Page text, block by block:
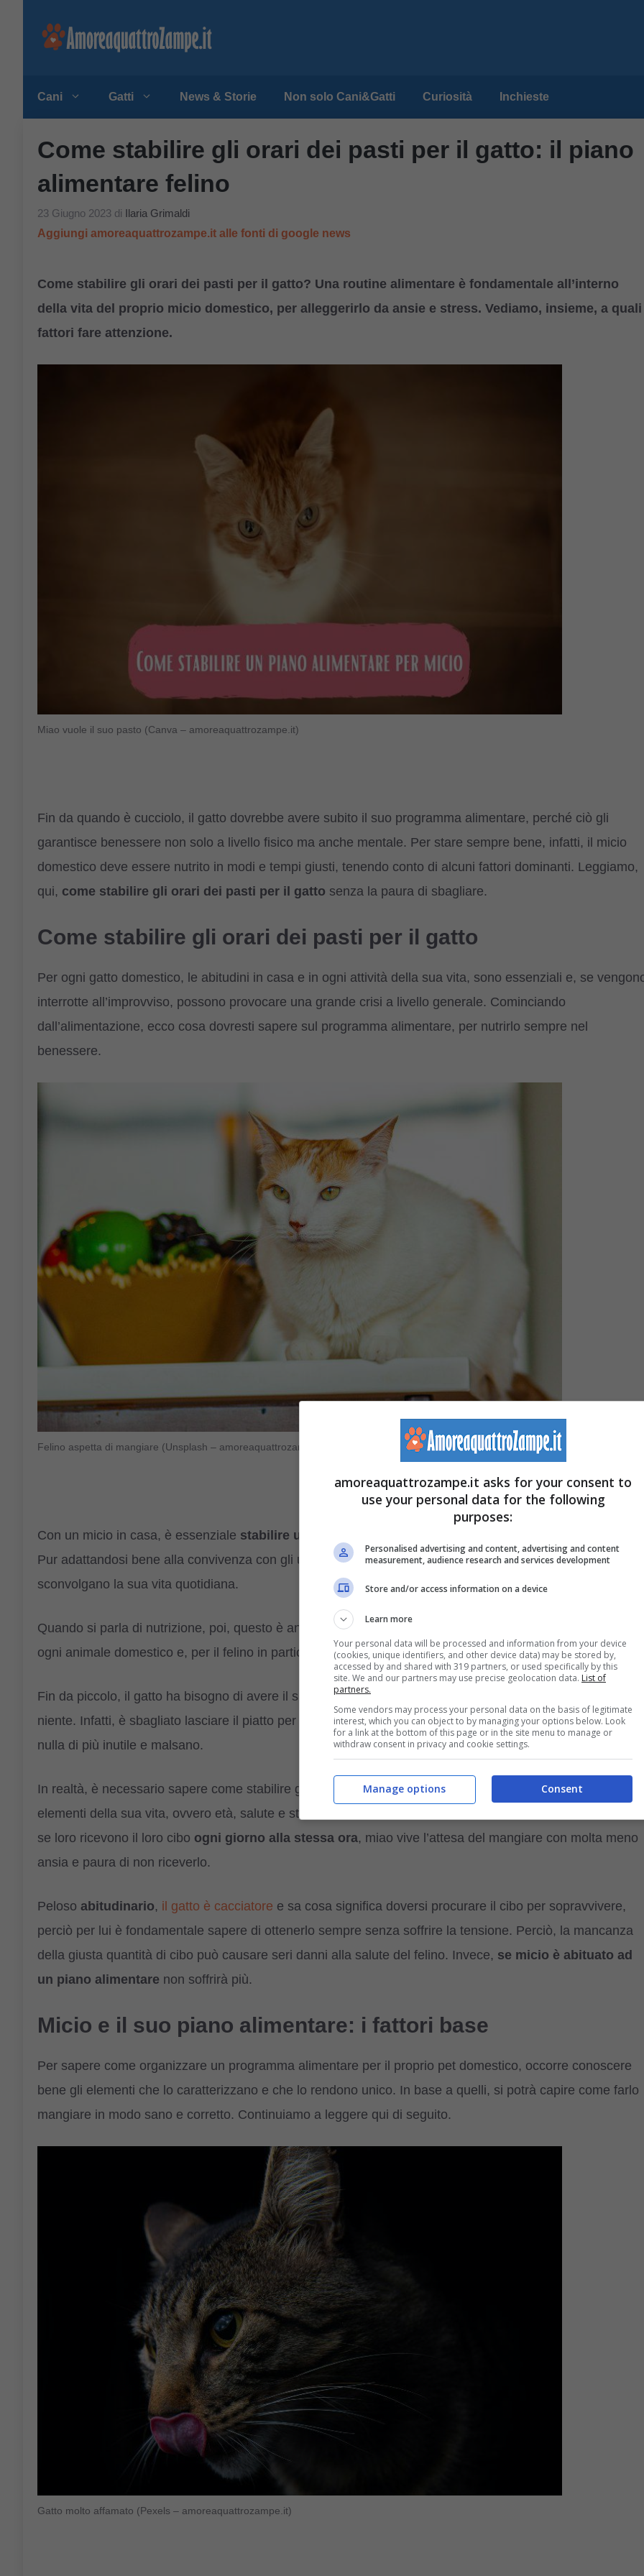
Cani Gatti News & Storie Non solo Cani&Gatti Curiosità Inchieste
Come stabilire gli orari dei pasti per il gatto: il piano
alimentare felino
23 Giugno 2023 di
Ilaria Grimaldi
Aggiungi amoreaquattrozampe.it alle fonti di google news
Come stabilire gli orari dei pasti per il gatto? Una routine alimentare è fondamentale all’interno
della vita del proprio micio domestico, per alleggerirlo da ansie e stress. Vediamo, insieme, a quali
fattori fare attenzione.
Miao vuole il suo pasto (Canva – amoreaquattrozampe.it)
Fin da quando è cucciolo, il gatto dovrebbe avere subito il suo programma alimentare, perché ciò gli
garantisce benessere non solo a livello fisico ma anche mentale. Per stare sempre bene, infatti, il micio
domestico deve essere nutrito in modi e tempi giusti, tenendo conto di alcuni fattori dominanti. Leggiamo,
qui, come stabilire gli orari dei pasti per il gatto senza la paura di sbagliare.
Come stabilire gli orari dei pasti per il gatto
Per ogni gatto domestico, le abitudini in casa e in ogni attività della sua vita, sono essenziali e, se
interrotte all’improvviso, possono provocare una grande crisi a livello generale. Cominciando
dall’alimentazione, ecco cosa dovresti sapere sul programma alimentare, per nutrirlo sempre nel
benessere.
Felino aspetta di mangiare (Unsplash – amoreaquattrozampe.it)
Con un micio in casa, è essenziale stabilire una routine
Pur adattandosi bene alla convivenza con gli umani, questo pet necessita di orari e di regole che non
sconvolgano la sua vita quotidiana.
Quando si parla di nutrizione, poi, questo è ancora più importante. Mangiare è tra le attività principali di
ogni animale domestico e, per il felino in particolare, rappresentail centro del suo benesseregenerale.
Fin da piccolo, il gatto ha bisogno di avere il suo cibocon metodo
niente. Infatti, è sbagliato lasciare il piatto per micio e aspettare che lui si avvicini alla ciotola per
nulla di più inutile e malsano.
In realtà, è necessario sapere come stabilire gli orari dei pasti per il gatto, conoscendo a fondo alcuni
elementi della sua vita, ovvero età, salute e stile di vita. É stato confermato da recenti studi sui felini che,
se loro ricevono il loro cibo ogni giorno alla stessa ora, miao vive l’attesa del mangiare con molta meno
ansia e paura di non riceverlo.
Peloso abitudinario, il gatto è cacciatore e sa cosa significa doversi procurare il cibo per sopravvivere,
perciò per lui è fondamentale sapere di ottenerlo sempre senza soffrire la tensione. Perciò, la mancanza
della giusta quantità di cibo può causare seri danni alla salute del felino. Invece, se micio è abituato ad
un piano alimentare non soffrirà più.
Micio e il suo piano alimentare: i fattori base
Per sapere come organizzare un programma alimentare per il proprio pet domestico, occorre conoscere
bene gli elementi che lo caratterizzano e che lo rendono unico. In base a quelli, si potrà capire come farlo
mangiare in modo sano e corretto. Continuiamo a leggere qui di seguito.
Gatto molto affamato (Pexels – amoreaquattrozampe.it)
amoreaquattrozampe.it asks for your consent to
use your personal data for the following
purposes:
Personalised advertising and content, advertising and content
measurement, audience research and services development
Store and/or access information on a device
Learn more
Your personal data will be processed and information from your device
(cookies, unique identifiers, and other device data) may be stored by,
accessed by and shared with 319 partners, or used specifically by this
site. We and our partners may use precise geolocation data. List of
partners.
Some vendors may process your personal data on the basis of legitimate
interest, which you can object to by managing your options below. Look
for a link at the bottom of this page or in the site menu to manage or
withdraw consent in privacy and cookie settings.
Consent
Manage options